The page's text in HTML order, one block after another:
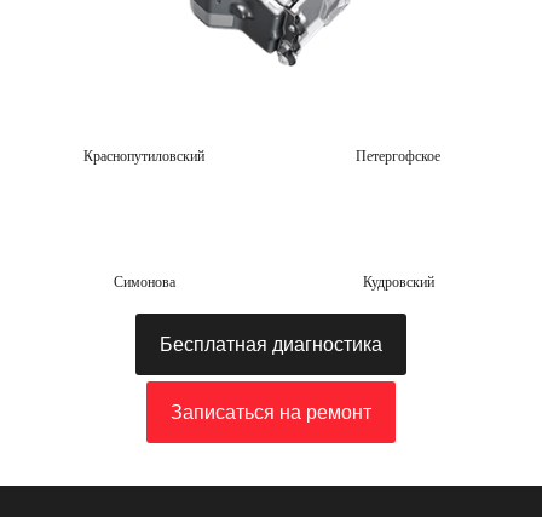
Краснопутиловский Петергофское
Симонова Кудровский
Бесплатная диагностика
Записаться на ремонт